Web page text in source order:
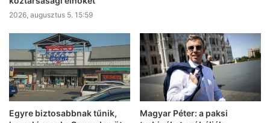
2026, augusztus 5. 15:59
Egyre biztosabbnak tűnik,
Magyar Péter: a paksi